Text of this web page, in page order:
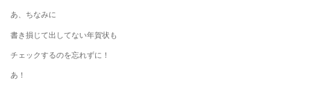
あ、ちなみに
書き損じて出してない年賀状も
チェックするのを忘れずに！
あ！